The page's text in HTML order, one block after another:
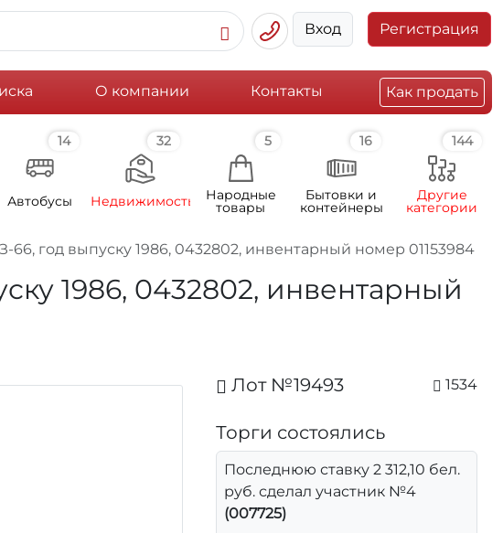
Вход Регистрация
О компании Контакты Как продать
14
Автобусы
32
Недвижимость
5
Народные
товары
16
Бытовки и
контейнеры
144
Другие
категории
66, год выпуску 1986, 0432802, инвентарный номер 01153984
1986, 0432802, инвентарный
Лот №19493 1534
Торги состоялись
Последнюю ставку 2 312,10 бел.
руб. сделал участник №4
(007725)